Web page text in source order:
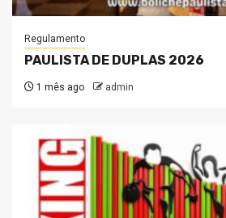
Regulamento
PAULISTA DE DUPLAS 2026
1 mês ago admin